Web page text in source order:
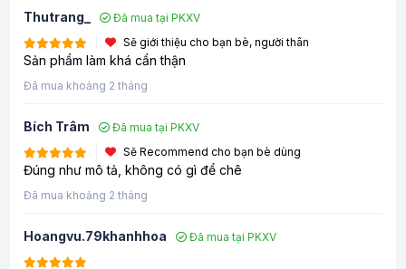
Thutrang_
Đã mua tại PKXV
Sẽ giới thiệu cho bạn bè, người thân
Sản phẩm làm khá cẩn thận
Đã mua khoảng 2 tháng
Bích Trâm
Đã mua tại PKXV
Sẽ Recommend cho bạn bè dùng
Đúng như mô tả, không có gì để chê
Đã mua khoảng 2 tháng
Hoangvu.79khanhhoa Đã mua tại PKXV